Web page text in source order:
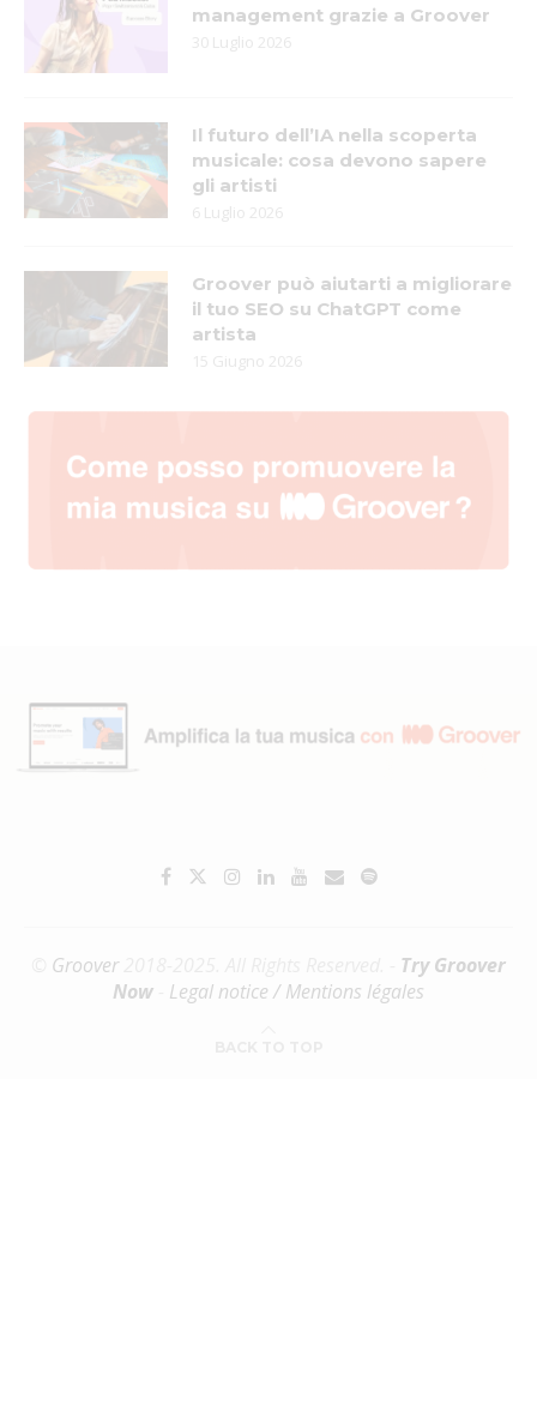
management grazie a Groover
30 Luglio 2026
Il futuro dell’IA nella scoperta
musicale: cosa devono sapere
gli artisti
6 Luglio 2026
Groover può aiutarti a migliorare
il tuo SEO su ChatGPT come
artista
15 Giugno 2026
Groover2018-2025. All Rights Reserved. - Try Groover
Now
Legal notice / Mentions légales